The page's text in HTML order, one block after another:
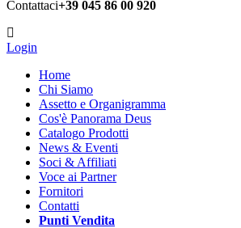
Contattaci+39 045 86 00 920
Login
Home
Chi Siamo
Assetto e Organigramma
Cos'è Panorama Deus
Catalogo Prodotti
News & Eventi
Soci & Affiliati
Voce ai Partner
Fornitori
Contatti
Punti Vendita